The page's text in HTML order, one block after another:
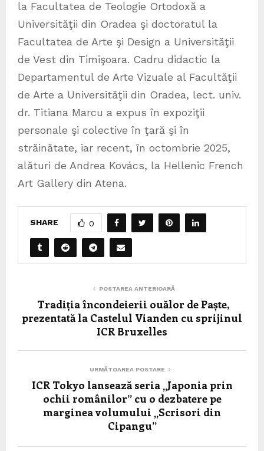
la Facultatea de Teologie Ortodoxă a
Universităţii din Oradea şi doctoratul la
Facultatea de Arte şi Design a Universităţii
de Vest din Timişoara. Cadru didactic la
Departamentul de Arte Vizuale al Facultăţii
de Arte a Universităţii din Oradea, lect. univ.
dr. Titiana Marcu a expus în expoziţii
personale şi colective în ţară şi în
străinătate, iar recent, în octombrie 2025,
alături de Andrea Kovács, la Hellenic French
Art Gallery din Atena.
SHARE 0
POSTAREA ANTERIOARĂ
Tradiția încondeierii ouălor de Paște,
prezentată la Castelul Vianden cu sprijinul
ICR Bruxelles
URMĂTOAREA POSTARE
ICR Tokyo lansează seria „Japonia prin
ochii românilor” cu o dezbatere pe
marginea volumului „Scrisori din
Cipangu”